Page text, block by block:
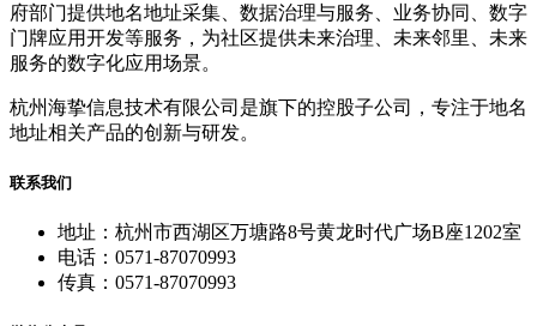
府部门提供地名地址采集、数据治理与服务、业务协同、数字
门牌应用开发等服务，为社区提供未来治理、未来邻里、未来
服务的数字化应用场景。
杭州海挚信息技术有限公司是旗下的控股子公司，专注于地名
地址相关产品的创新与研发。
联系我们
地址：杭州市西湖区万塘路8号黄龙时代广场B座1202室
电话：0571-87070993
传真：0571-87070993